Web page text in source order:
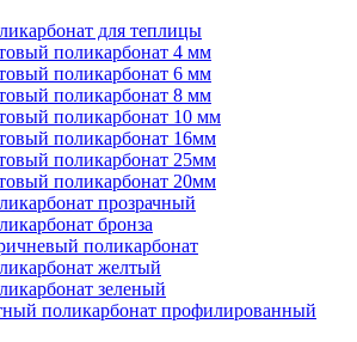
для теплицы
поликарбонат 4 мм
поликарбонат 6 мм
поликарбонат 8 мм
поликарбонат 10 мм
поликарбонат 16мм
поликарбонат 25мм
поликарбонат 20мм
прозрачный
бронза
поликарбонат
желтый
зеленый
поликарбонат профилированный